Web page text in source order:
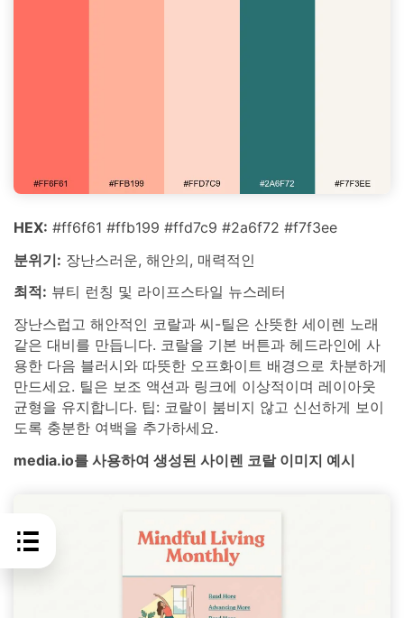
HEX: #ff6f61 #ffb199 #ffd7c9 #2a6f72 #f7f3ee
분위기: 장난스러운, 해안의, 매력적인
최적: 뷰티 런칭 및 라이프스타일 뉴스레터
장난스럽고 해안적인 코랄과 씨-틸은 산뜻한 세이렌 노래
같은 대비를 만듭니다. 코랄을 기본 버튼과 헤드라인에 사
용한 다음 블러시와 따뜻한 오프화이트 배경으로 차분하게
만드세요. 틸은 보조 액션과 링크에 이상적이며 레이아웃
균형을 유지합니다. 팁: 코랄이 붐비지 않고 신선하게 보이
도록 충분한 여백을 추가하세요.
media.io를 사용하여 생성된 사이렌 코랄 이미지 예시